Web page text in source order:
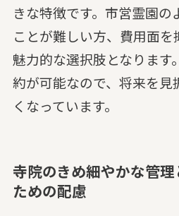
きな特徴です。市営霊園の
ことが難しい方、費用面を
魅力的な選択肢となります
約が可能なので、将来を見
くなっています。
寺院のきめ細やかな管
ための配慮